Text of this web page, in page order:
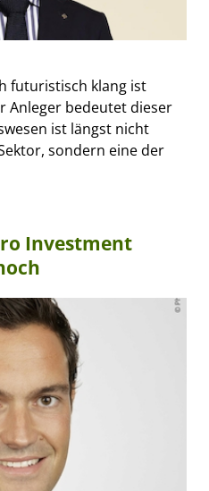
futuristisch klang ist
Anleger bedeutet dieser
ist längst nicht
sondern eine der
Investment